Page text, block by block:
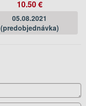
10.50 €
05.08.2021
(predobjednávka)